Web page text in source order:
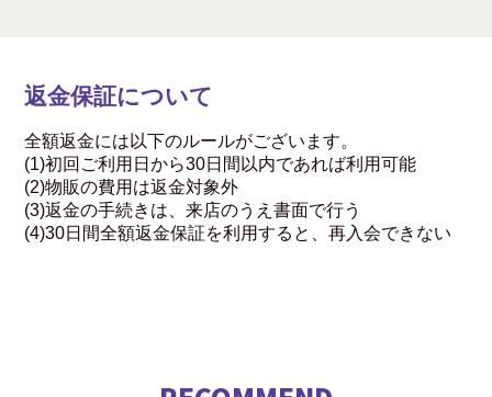
返金保証について
全額返金には以下のルールがございます。
(1)初回ご利用日から30日間以内であれば利用可能
(2)物販の費用は返金対象外
(3)返金の手続きは、来店のうえ書面で行う
(4)30日間全額返金保証を利用すると、再入会できない